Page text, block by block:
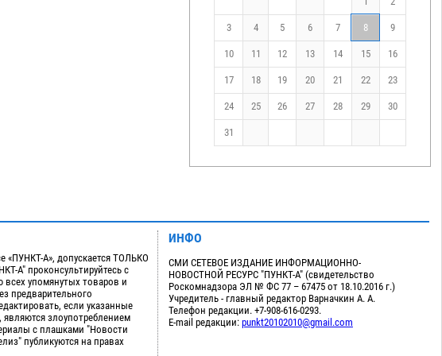
3 4 5 6 7 8 9
10 11 12 13 14 15 16
17 18 19 20 21 22 23
24 25 26 27 28 29 30
31
«ПУНКТ-А», допускается ТОЛЬКО
А" проконсультируйтесь с
упомянутых товаров и
предварительного
если указанные
злоупотреблением
с плашками "Новости
публикуются на правах
ИНФО
СМИ СЕТЕВОЕ ИЗДАНИЕ ИНФОРМАЦИОННО-
НОВОСТНОЙ РЕСУРС "ПУНКТ-А" (свидетельство
Роскомнадзора ЭЛ № ФС 77 – 67475 от 18.10.2016 г.)
Учредитель - главный редактор Варначкин А. А.
Телефон редакции. +7-908-616-0293.
E-mail редакции: punkt20102010@gmail.com